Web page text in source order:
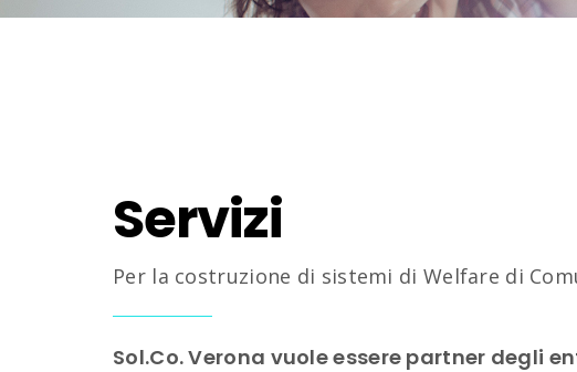
Servizi
Per la costruzione di sistemi di Welfare di
Sol.Co. Verona vuole essere partner degli